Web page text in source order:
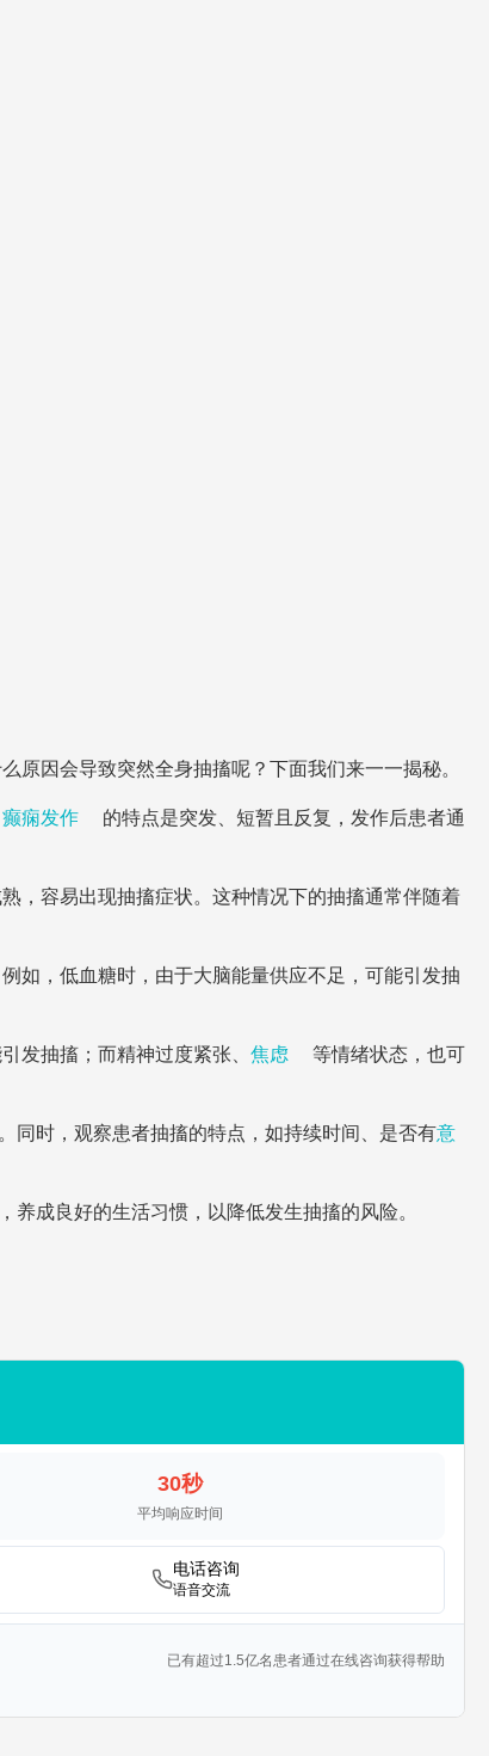
原因会导致突然全身抽搐呢？下面我们来一一揭秘。
癫痫发作
的特点是突发、短暂且反复，发作后患者通
，容易出现抽搐症状。这种情况下的抽搐通常伴随着
如，低血糖时，由于大脑能量供应不足，可能引发抽
发抽搐；而精神过度紧张、 焦虑
等情绪状态，也可
同时，观察患者抽搐的特点，如持续时间、是否有意
成良好的生活习惯，以降低发生抽搐的风险。
30秒
平均响应时间
电话咨询
语音交流
已有超过1.5亿名患者通过在线咨询获得帮助